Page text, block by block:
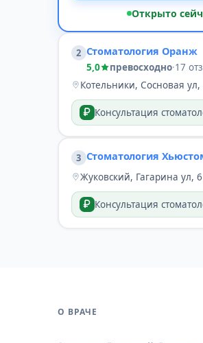
Открыто
2 Стоматология Оранж
5,0 превосходно·17
Котельники, Сосновая ул,
Консультация
3 Стоматология
Жуковский, Гагарина ул, 6
Консультация
О ВРАЧЕ